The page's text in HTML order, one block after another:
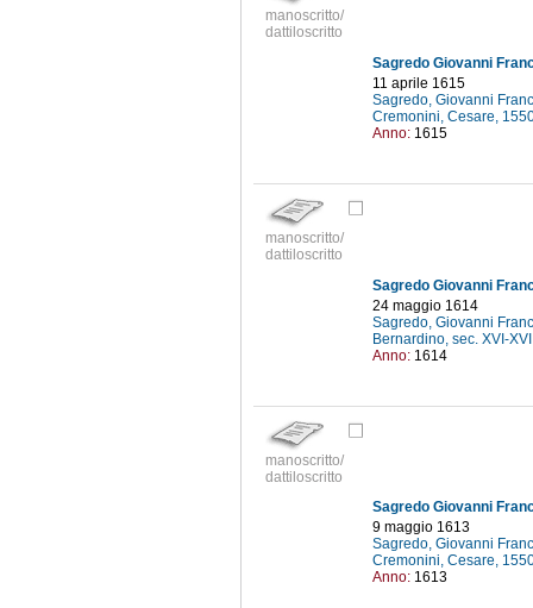
manoscritto/
dattiloscritto
Sagredo Giovanni
11 aprile 1615
Sagredo, Giovanni
Cremonini, Cesare,
Anno: 1615
manoscritto/
dattiloscritto
Sagredo Giovanni
24 maggio 1614
Sagredo, Giovanni
Bernardino, sec. XVI-
Anno: 1614
manoscritto/
dattiloscritto
Sagredo Giovanni
9 maggio 1613
Sagredo, Giovanni
Cremonini, Cesare,
Anno: 1613